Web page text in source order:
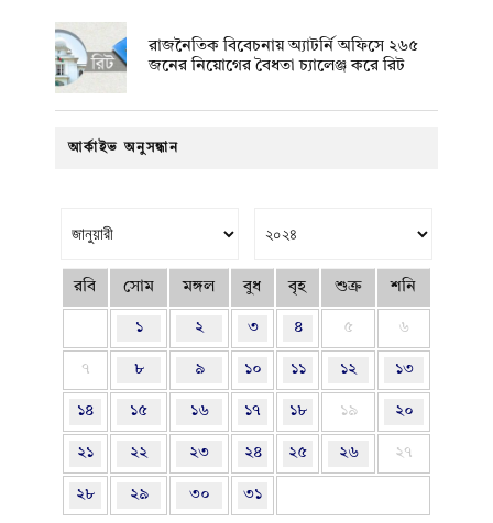
রাজনৈতিক বিবেচনায় অ‍্যাটর্নি অফিসে ২৬৫
জনের নিয়োগের বৈধতা চ্যালেঞ্জ করে রিট
আর্কাইভ অনুসন্ধান
রবি সোম মঙ্গল বুধ বৃহ শুক্র শনি
১ ২ ৩ ৪ ৫ ৬
৭ ৮ ৯ ১০ ১১ ১২ ১৩
১৪ ১৫ ১৬ ১৭ ১৮ ১৯ ২০
২১ ২২ ২৩ ২৪ ২৫ ২৬ ২৭
২৮ ২৯ ৩০ ৩১